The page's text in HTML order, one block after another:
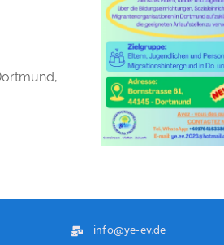
info@ye-ev.de